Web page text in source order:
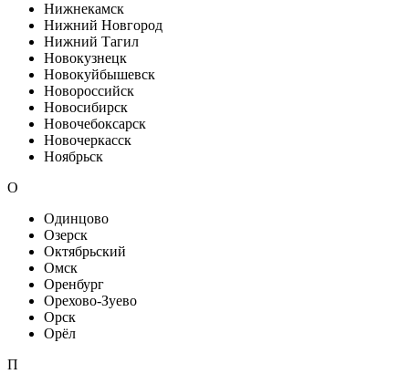
Нижнекамск
Нижний Новгород
Нижний Тагил
Новокузнецк
Новокуйбышевск
Новороссийск
Новосибирск
Новочебоксарск
Новочеркасск
Ноябрьск
О
Одинцово
Озерск
Октябрьский
Омск
Оренбург
Орехово-Зуево
Орск
Орёл
П